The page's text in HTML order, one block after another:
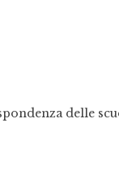
delle